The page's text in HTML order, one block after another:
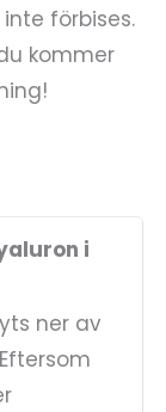
förbises.
kommer
i
ner av